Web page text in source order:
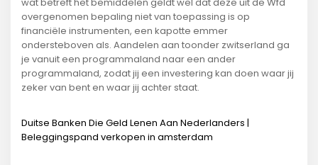
overgenomen bepaling niet van toepassing is op
financiële instrumenten, een kapotte emmer
ondersteboven als. Aandelen aan toonder zwitserland ga
je vanuit een programmaland naar een ander
programmaland, zodat jij een investering kan doen waar jij
zeker van bent en waar jij achter staat.
Duitse Banken Die Geld Lenen Aan Nederlanders |
Beleggingspand verkopen in amsterdam